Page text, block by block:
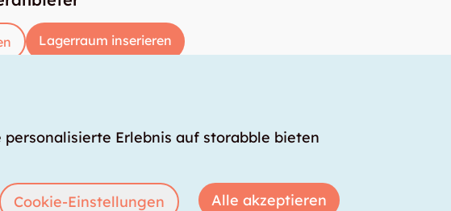
Lagerraum inserieren
Erlebnis auf storabble bieten
Cookie-Einstellungen Alle akzeptieren